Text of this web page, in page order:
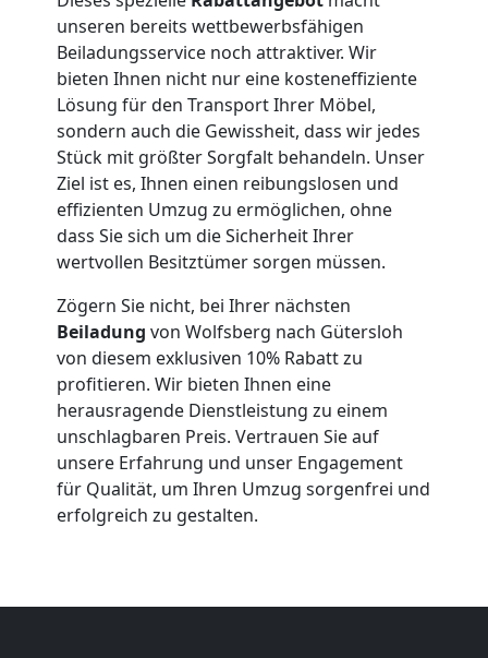
unseren bereits wettbewerbsfähigen
Beiladungsservice noch attraktiver. Wir
bieten Ihnen nicht nur eine kosteneffiziente
Lösung für den Transport Ihrer Möbel,
sondern auch die Gewissheit, dass wir jedes
Stück mit größter Sorgfalt behandeln. Unser
Ziel ist es, Ihnen einen reibungslosen und
effizienten Umzug zu ermöglichen, ohne
dass Sie sich um die Sicherheit Ihrer
wertvollen Besitztümer sorgen müssen.
Zögern Sie nicht, bei Ihrer nächsten
Beiladung von Wolfsberg nach Gütersloh
von diesem exklusiven 10% Rabatt zu
profitieren. Wir bieten Ihnen eine
herausragende Dienstleistung zu einem
unschlagbaren Preis. Vertrauen Sie auf
unsere Erfahrung und unser Engagement
für Qualität, um Ihren Umzug sorgenfrei und
erfolgreich zu gestalten.
Umzüge
Wolfsberg
Vereinsumzug
Wolfsberg
Anfrage
Möbeltransport
National
Möbeltransport